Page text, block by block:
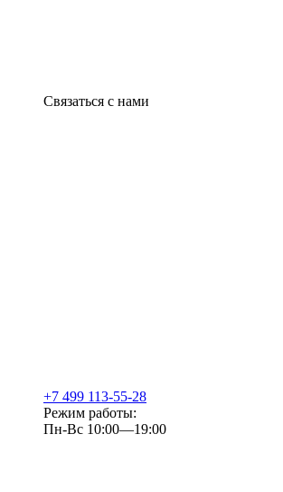
Связаться с нами
+7 499 113-55-28
Режим работы:
Пн-Вс 10:00—19:00